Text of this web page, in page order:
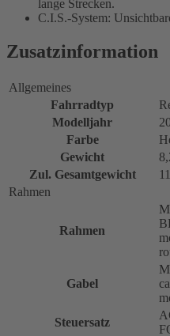
lange Strecken.
C.I.S.-System:
Zusatzinformation
Allgemeines
Fahrradtyp
Modelljahr
Farbe
Gewicht
Zul. Gesamtgewicht
Rahmen
Rahmen
Gabel
Steuersatz